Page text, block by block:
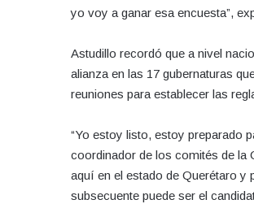
yo voy a ganar esa encuesta”,
Astudillo recordó que a nivel
alianza en las 17 gubernaturas
reuniones para establecer las
“Yo estoy listo, estoy preparado
coordinador de los comités de la
aquí en el estado de Querétaro y
subsecuente puede ser el